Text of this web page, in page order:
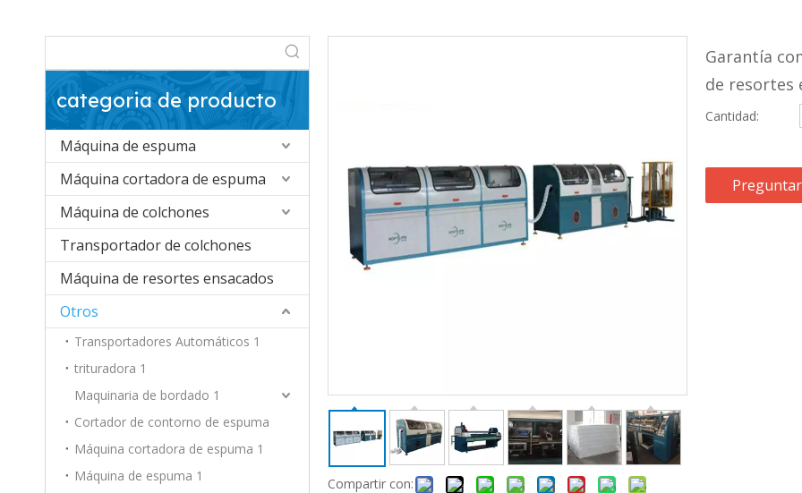
categoria de producto
Máquina de espuma
Máquina cortadora de espuma
Máquina de colchones
Transportador de colchones
Máquina de resortes ensacados
Otros
Transportadores Automáticos 1
trituradora 1
Maquinaria de bordado 1
Cortador de contorno de espuma
Máquina cortadora de espuma 1
Máquina de espuma 1
Compartir con:
Garantía
de resortes
Cantidad:
Preguntar